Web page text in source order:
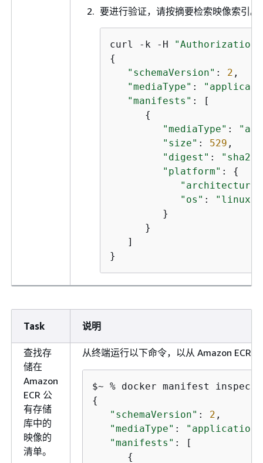
要进行验证，请按摘要检索映像索引。
curl -k -H
{
"schemaVersion" : 2 ,
"mediaType" :
"manifests" : [
{
"mediaType" :
"size" : 529 ,
"digest" :
"platform" : {
"architecture"
"os" :
"linux"
         }
      }
   ]
}
Task 说明
查找存
储在
Amazon
ECR 公
有存储
库中的
映像的
清单。
从终端运行以下命令，以从 Amazon ECR
$~ % docker manifest inspect
{
"schemaVersion" : 2 ,
"mediaType" :
"manifests" : [
{